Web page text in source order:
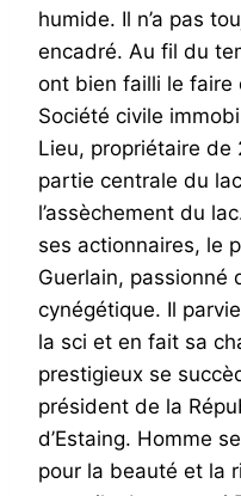
humide. Il n’a pas
encadré. Au fil du
ont bien failli le faire
Société civile
Lieu, propriétaire de
partie centrale du
l’assèchement du
ses actionnaires, le
Guerlain, passionné
cynégétique. Il
la sci et en fait sa
prestigieux se
président de la
d’Estaing. Homme
pour la beauté et la